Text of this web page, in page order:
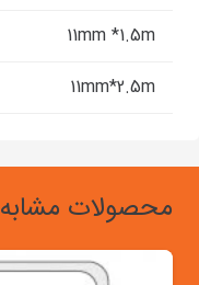
11mm *1.5m
11mm*2.5m
محصولات مشابه